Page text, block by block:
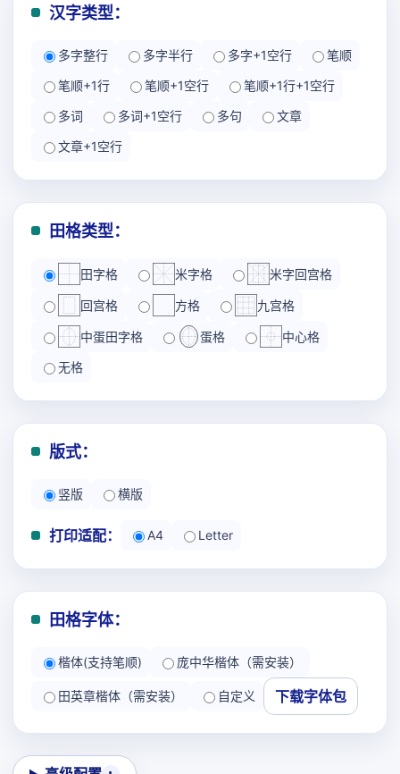
汉字类型：
多字整行 多字半行 多字+1空行
笔顺
笔顺+1行
笔顺+1空行
笔顺+1行+1空行
多词
多词+1空行 多句
文章
文章+1空行
田格类型：
田字格 米字格 米字回宫格
回宫格 方格 九宫格
中蛋田字格 蛋格 中心格
无格
版式：
竖版 横版
打印适配： A4 Letter
田格字体：
楷体(支持笔顺) 庞中华楷体（需安装）
田英章楷体（需安装） 自定义 下载字体包